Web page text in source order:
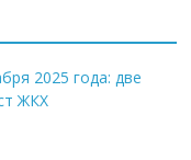
2025 года: две
ЖКХ